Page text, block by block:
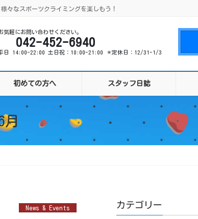
々なスポーツクライミングを楽しもう！
気軽にお問い合わせください。
042-452-6940
日 14:00-22:00 土日祝：10:00-21:00 ＊定休日：12/31-1/3
初めての方へ スタッフ日誌
月
News & Events カテゴリー